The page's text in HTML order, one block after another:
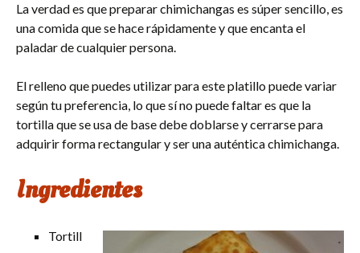
La verdad es que preparar chimichangas es súper sencillo, es
una comida que se hace rápidamente y que encanta el
paladar de cualquier persona.
El relleno que puedes utilizar para este platillo puede variar
según tu preferencia, lo que sí no puede faltar es que la
tortilla que se usa de base debe doblarse y cerrarse para
adquirir forma rectangular y ser una auténtica chimichanga.
Ingredientes
Tortill